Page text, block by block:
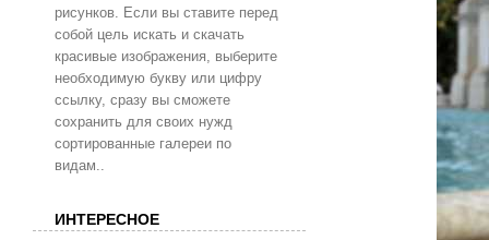
рисунков. Если вы ставите перед
собой цель искать и скачать
красивые изображения, выберите
необходимую букву или цифру
ссылку, сразу вы сможете
сохранить для своих нужд
сортированные галереи по
видам..
ИНТЕРЕСНОЕ